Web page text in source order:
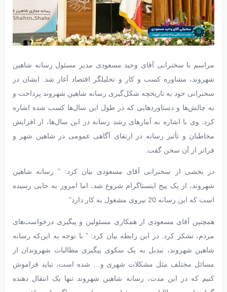
مراسم با سخنرانی آقای وحید مسعودی مدیر مسئول رسانه شاهین
شهروند، مشاوره کسب و کار و تحلیلگر اقتصاد آغاز شد. ایشان در
سخنرانی خود به تاریخچه شکل‌گیری رسانه شاهین‌ شهروند پرداخت و
به چالش‌ها و دستاوردهایی که در طول این سال‌ها کسب شده اشاره
کرد. وی با اشاره به آمارهای رشد رسانه در این سال‌ها، از افزایش
مخاطبان و تأثیر رسانه در ارتقای آگاهی عمومی در شاهین‌ شهر و
فراتر از آن سخن گفت.
در بخشی از سخنرانی آقای مسعودی بیان کرد: ” رسانه شاهین
شهروند، از یک پیج اینستاگرام شروع شد، اما امروز به جایی رسیده
است که این رسانه 20 نیروی مشغول به کار دارد”
همچنین آقای مسعودی از همکاری مسئولین و پیگیری درخواست‌های
مردم، تشکر کرد. در این رابطه بیان کرد: ” با توجه به این‌که رسانه
شاهین شهروند، تبدیل به یک سکوی پیگیری مطالبات شهروندان از
مسائل مختلف مثل مشکلات شهری و… شده است، نباید فراموش
کنیم که در این مدت، رسانه شاهین شهروند تنها یک انتقال دهنده